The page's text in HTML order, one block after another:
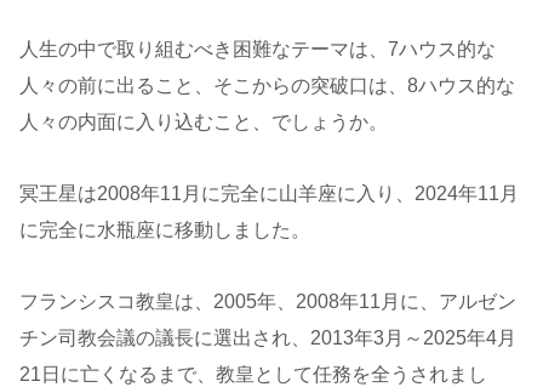
人生の中で取り組むべき困難なテーマは、7ハウス的な
人々の前に出ること、そこからの突破口は、8ハウス的な
人々の内面に入り込むこと、でしょうか。
冥王星は2008年11月に完全に山羊座に入り、2024年11月
に完全に水瓶座に移動しました。
フランシスコ教皇は、2005年、2008年11月に、アルゼン
チン司教会議の議長に選出され、2013年3月～2025年4月
21日に亡くなるまで、教皇として任務を全うされまし